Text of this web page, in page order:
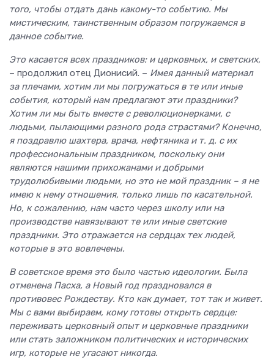
того, чтобы отдать дань какому-то событию. Мы
мистическим, таинственным образом погружаемся в
данное событие.
Это касается всех праздников: и церковных, и светских,
– продолжил отец Дионисий. – Имея данный материал
за плечами, хотим ли мы погружаться в те или иные
события, который нам предлагают эти праздники?
Хотим ли мы быть вместе с революционерками, с
людьми, пылающими разного рода страстями? Конечно,
я поздравлю шахтера, врача, нефтяника и т. д. с их
профессиональным праздником, поскольку они
являются нашими прихожанами и добрыми
трудолюбивыми людьми, но это не мой праздник – я не
имею к нему отношения, только лишь по касательной.
Но, к сожалению, нам часто через школу или на
производстве навязывают те или иные светские
праздники. Это отражается на сердцах тех людей,
которые в это вовлечены.
В советское время это было частью идеологии. Была
отменена Пасха, а Новый год праздновался в
противовес Рождеству. Кто как думает, тот так и живет.
Мы с вами выбираем, кому готовы открыть сердце:
переживать церковный опыт и церковные праздники
или стать заложником политических и исторических
игр, которые не угасают никогда.